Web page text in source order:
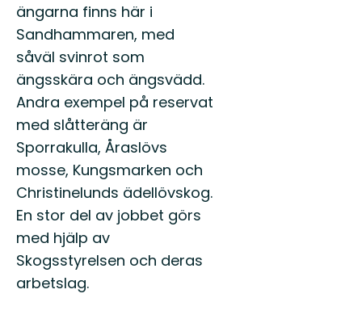
ängarna finns här i
Sandhammaren, med
såväl svinrot som
ängsskära och ängsvädd.
Andra exempel på reservat
med slåtteräng är
Sporrakulla, Åraslövs
mosse, Kungsmarken och
Christinelunds ädellövskog.
En stor del av jobbet görs
med hjälp av
Skogsstyrelsen och deras
arbetslag.